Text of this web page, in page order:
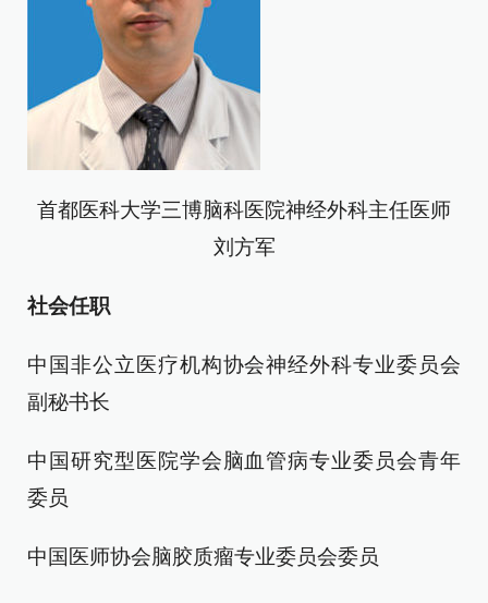
首都医科大学三博脑科医院神经外科主任医师
刘方军
社会任职
中国非公立医疗机构协会神经外科专业委员会
副秘书长
中国研究型医院学会脑血管病专业委员会青年
委员
中国医师协会脑胶质瘤专业委员会委员